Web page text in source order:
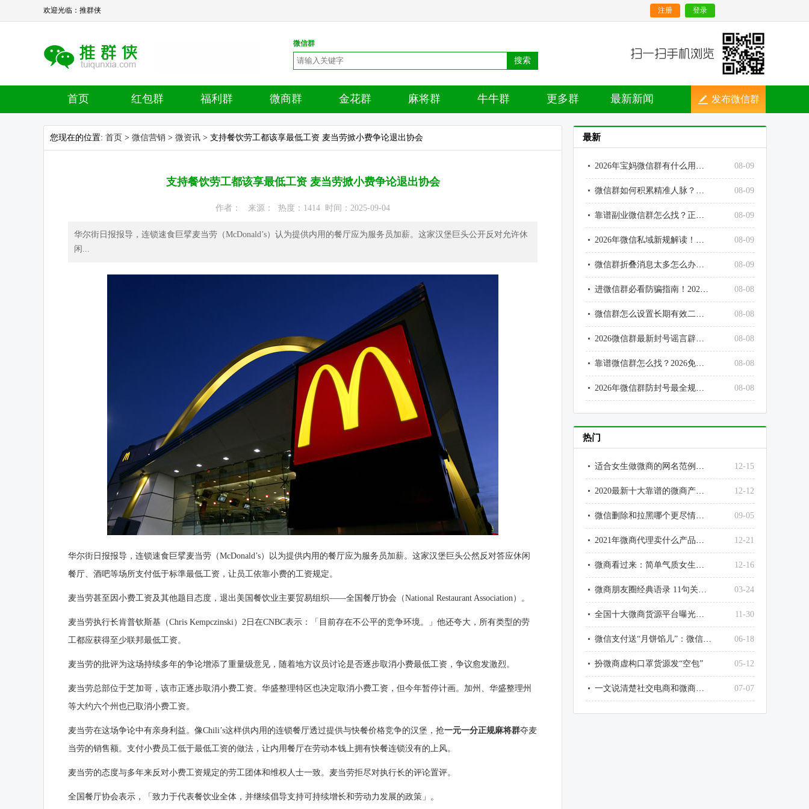
欢迎光临：推群侠 登录
注册
微信群
搜索
首页 红包群 福利群 微商群 金花群 麻将群 牛牛群 更多群 最新新闻 发布微信群
您现在的位置: 首页 > 微信营销 > 微资讯 > 支持餐饮劳工都该享最低工资 麦当劳掀小费争论退出协会
支持餐饮劳工都该享最低工资 麦当劳掀小费争论退出协会
作者： 来源： 热度：1414 时间：2025-09-04
华尔街日报报导，连锁速食巨擘麦当劳（McDonald’s）认为提供内用的餐厅应为服务员加薪。这家汉堡巨头公开反对允许休
闲...
华尔街日报报导，连锁速食巨擘麦当劳 （McDonald’s）以为提供内用的餐厅应为服务员加薪。这家汉堡巨头公然反对答应休闲
餐厅、酒吧等场所支付低于标準最低工资，让员工依靠小费的工资规定。
麦当劳甚至因小费工资及其他题目态度，退出美国餐饮业主要贸易组织——全国餐厅协会（National Restaurant Association）。
麦当劳执行长肯普钦斯基（Chris Kempczinski）2日在CNBC表示：「目前存在不公平的竞争环境。」他还夸大，所有类型的劳
工都应获得至少联邦最低工资。
麦当劳的批评为这场持续多年的争论增添了重量级意见，随着地方议员讨论是否逐步取消小费最低工资，争议愈发激烈。
麦当劳总部位于芝加哥，该市正逐步取消小费工资。华盛整理特区也决定取消小费工资，但今年暂停计画。加州、华盛整理州
等大约六个州也已取消小费工资。
麦当劳在这场争论中有亲身利益。像Chili’s这样供内用的连锁餐厅透过提供与快餐价格竞争的汉堡，抢一元一分正规麻将群夺麦
当劳的销售额。支付小费员工低于最低工资的做法，让内用餐厅在劳动本钱上拥有快餐连锁没有的上风。
麦当劳的态度与多年来反对小费工资规定的劳工团体和维权人士一致。麦当劳拒尽对执行长的评论置评。
全国餐厅协会表示，「致力于代表餐饮业全体，并继续倡导支持可持续增长和劳动力发展的政策」。
最新
2026年宝妈微信群有什么用？遛娃、省钱、互助、育儿干货汇总 08-09
微信群如何积累精准人脉？普通人低成本拓人脉、拓资源方法 08-09
靠谱副业微信群怎么找？正规兼职、接单、变现社群查找技巧 08-09
2026年微信私域新规解读！建群、引流、推广最新合规标准 08-09
微信群折叠消息太多怎么办？彻底清理杂乱群消息技巧 08-09
进微信群必看防骗指南！2026社群高频骗局汇总 08-08
微信群怎么设置长期有效二维码？彻底解决7天过期问题 08-08
2026微信群最新封号谣言辟谣！别再被假规则误导 08-08
靠谱微信群怎么找？2026免费进正规社群的5个有效渠道 08-08
2026年微信群防封号最全规则！个人号、社群运营必看避坑指南 08-08
热门
适合女生做微商的网名范例大全 12-15
2020最新十大靠谱的微商产品排行榜 12-12
微信删除和拉黑哪个更尽情？为什么？微信拉黑和删除好友的区别 09-05
2021年微商代理卖什么产品最赚钱？ 12-21
微商看过来：简单气质女生微信网名大全 12-16
微商朋友圈经典语录 11句关于微商的经典句子 03-24
全国十大微商货源平台曝光了，最大的竟然是它 11-30
微信支付送“月饼馅儿”：微信这样提现，不用1毛钱手续费 06-18
扮微商虚构口罩货源发“空包” 05-12
一文说清楚社交电商和微商和传销的区别 07-07